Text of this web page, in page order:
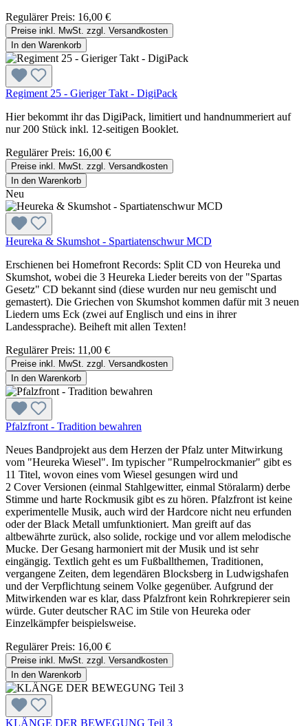
Regulärer Preis: 16,00 €
Preise inkl. MwSt. zzgl. Versandkosten
In den Warenkorb
Regiment 25 - Gieriger Takt - DigiPack
Hier bekommt ihr das DigiPack, limitiert und handnummeriert auf
nur 200 Stück inkl. 12-seitigen Booklet.
Regulärer Preis: 16,00 €
Preise inkl. MwSt. zzgl. Versandkosten
In den Warenkorb
Neu
Heureka & Skumshot - Spartiatenschwur MCD
Erschienen bei Homefront Records: Split CD von Heureka und
Skumshot, wobei die 3 Heureka Lieder bereits von der "Spartas
Gesetz" CD bekannt sind (diese wurden nur neu gemischt und
gemastert). Die Griechen von Skumshot kommen dafür mit 3 neuen
Liedern ums Eck (zwei auf Englisch und eins in ihrer
Landessprache). Beiheft mit allen Texten!
Regulärer Preis: 11,00 €
Preise inkl. MwSt. zzgl. Versandkosten
In den Warenkorb
Pfalzfront - Tradition bewahren
Neues Bandprojekt aus dem Herzen der Pfalz unter Mitwirkung
vom "Heureka Wiesel". Im typischer "Rumpelrockmanier" gibt es
11 Titel, wovon eines vom Wiesel gesungen wird und
2 Cover Versionen (einmal Stahlgewitter, einmal Störalarm) derbe
Stimme und harte Rockmusik gibt es zu hören. Pfalzfront ist keine
experimentelle Musik, auch wird der Hardcore nicht neu erfunden
oder der Black Metall umfunktioniert. Man greift auf das
altbewährte zurück, also solide, rockige und vor allem melodische
Mucke. Der Gesang harmoniert mit der Musik und ist sehr
eingängig. Textlich geht es um Fußballthemen, Traditionen,
vergangene Zeiten, dem legendären Blocksberg in Ludwigshafen
und der Verpflichtung seinem Volke gegenüber. Aufgrund der
Mitwirkenden war es klar, dass Pfalzfront kein Rohrkrepierer sein
würde. Guter deutscher RAC im Stile von Heureka oder
Einzelkämpfer beispielsweise.
Regulärer Preis: 16,00 €
Preise inkl. MwSt. zzgl. Versandkosten
In den Warenkorb
KLÄNGE DER BEWEGUNG Teil 3